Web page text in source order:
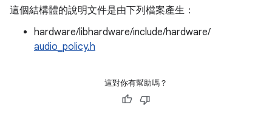
這個結構體的說明文件是由下列檔案產生：
hardware/libhardware/include/hardware/
audio_policy.h
這對你有幫助嗎？